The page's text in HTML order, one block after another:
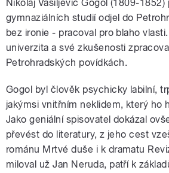
Nikolaj Vasiljevič Gogol (1809-
gymnaziálních studií odjel do
bez ironie - pracoval pro blaho
univerzita a své zkušenosti
Petrohradských povídkách.
Gogol byl člověk psychicky labilní,
jakýmsi vnitřním neklidem, který ho
Jako geniální spisovatel dokázal
převést do literatury, z jeho cest
románu Mrtvé duše i k dramatu
miloval už Jan Neruda, patří k